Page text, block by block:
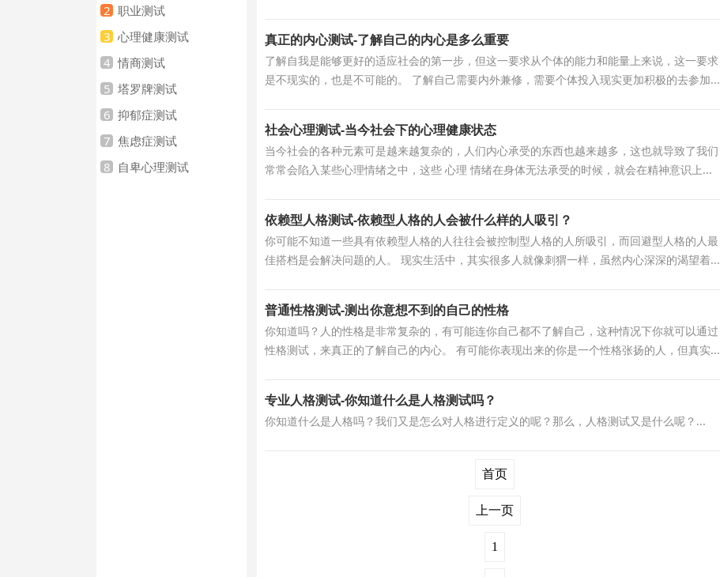
2 职业测试
3 心理健康测试
4 情商测试
5 塔罗牌测试
6 抑郁症测试
7 焦虑症测试
8 自卑心理测试
真正的内心测试-了解自己的内心是多么重要
了解自我是能够更好的适应社会的第一步，但这一要求从个体的能力和能量上来说，这一要求
是不现实的，也是不可能的。 了解自己需要内外兼修，需要个体投入现实更加积极的去参加...
社会心理测试-当今社会下的心理健康状态
当今社会的各种元素可是越来越复杂的，人们内心承受的东西也越来越多，这也就导致了我们
常常会陷入某些心理情绪之中，这些 心理 情绪在身体无法承受的时候，就会在精神意识上...
依赖型人格测试-依赖型人格的人会被什么样的人吸引？
你可能不知道一些具有依赖型人格的人往往会被控制型人格的人所吸引，而回避型人格的人最
佳搭档是会解决问题的人。 现实生活中，其实很多人就像刺猬一样，虽然内心深深的渴望着...
普通性格测试-测出你意想不到的自己的性格
你知道吗？人的性格是非常复杂的，有可能连你自己都不了解自己，这种情况下你就可以通过
性格测试，来真正的了解自己的内心。 有可能你表现出来的你是一个性格张扬的人，但真实...
专业人格测试-你知道什么是人格测试吗？
你知道什么是人格吗？我们又是怎么对人格进行定义的呢？那么，人格测试又是什么呢？...
首页
上一页
1